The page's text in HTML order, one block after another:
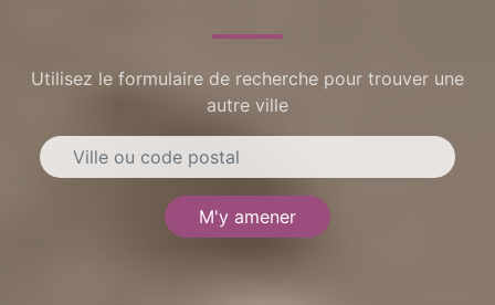
Utilisez le formulaire de recherche pour trouver une
autre ville
M'y amener